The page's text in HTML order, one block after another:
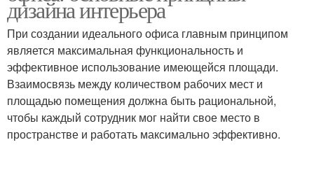
дизайна интерьера
При создании идеального офиса главным принципом
является максимальная функциональность и
эффективное использование имеющейся площади.
Взаимосвязь между количеством рабочих мест и
площадью помещения должна быть рациональной,
чтобы каждый сотрудник мог найти свое место в
пространстве и работать максимально эффективно.